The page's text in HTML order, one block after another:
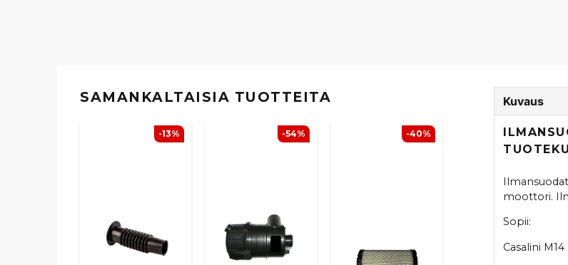
SAMANKALTAISIA ​​TUOTTEITA
-13% -54% -40%
Kuvaus
moottori.
Sopii:
Casalini